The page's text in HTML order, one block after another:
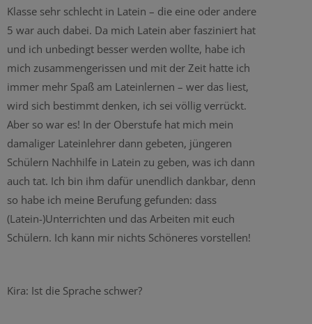
Klasse sehr schlecht in Latein – die eine oder andere
5 war auch dabei. Da mich Latein aber fasziniert hat
und ich unbedingt besser werden wollte, habe ich
mich zusammengerissen und mit der Zeit hatte ich
immer mehr Spaß am Lateinlernen – wer das liest,
wird sich bestimmt denken, ich sei völlig verrückt.
Aber so war es! In der Oberstufe hat mich mein
damaliger Lateinlehrer dann gebeten, jüngeren
Schülern Nachhilfe in Latein zu geben, was ich dann
auch tat. Ich bin ihm dafür unendlich dankbar, denn
so habe ich meine Berufung gefunden: dass
(Latein-)Unterrichten und das Arbeiten mit euch
Schülern. Ich kann mir nichts Schöneres vorstellen!
Kira: Ist die Sprache schwer?